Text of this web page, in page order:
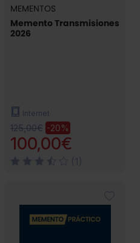
MEMENTOS
Memento Transmisiones
2026
Internet
125,00€ -20%
100,00€